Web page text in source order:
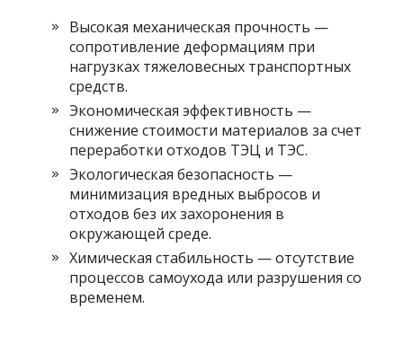
Высокая механическая прочность —
сопротивление деформациям при
нагрузках тяжеловесных транспортных
средств.
Экономическая эффективность —
снижение стоимости материалов за счет
переработки отходов ТЭЦ и ТЭС.
Экологическая безопасность —
минимизация вредных выбросов и
отходов без их захоронения в
окружающей среде.
Химическая стабильность — отсутствие
процессов самоухода или разрушения со
временем.